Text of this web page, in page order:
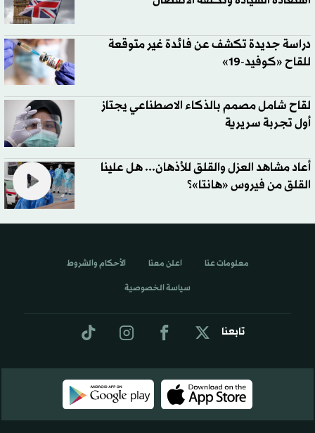
دراسة جديدة تكشف عن فائدة غير متوقعة
للقاح «كوفيد-19»
لقاح شامل مصمم بالذكاء الاصطناعي يجتاز
أول تجربة سريرية
أعاد مشاهد العزل والقلق للأذهان... هل علينا
القلق من فيروس «هانتا»؟
تابعنا
معلومات عنا اعلن معنا الأحكام والشروط
سياسة الخصوصية